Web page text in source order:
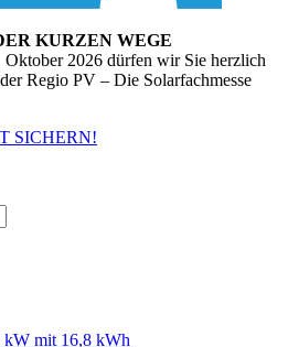
KURZEN WEGE
2026 dürfen wir Sie herzlich
Regio PV – Die Solarfachmesse
SICHERN!
mit 16,8 kWh